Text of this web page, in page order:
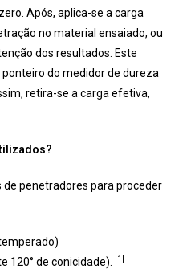
Após, aplica-se a carga
no material ensaiado, ou
dos resultados. Este
do medidor de dureza
retira-se a carga efetiva,
penetradores para proceder
120° de conicidade).
[1]